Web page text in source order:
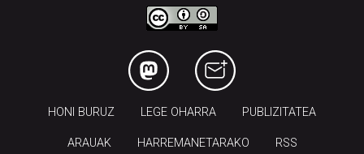
HONI BURUZ LEGE OHARRA PUBLIZITATEA
ARAUAK HARREMANETARAKO RSS